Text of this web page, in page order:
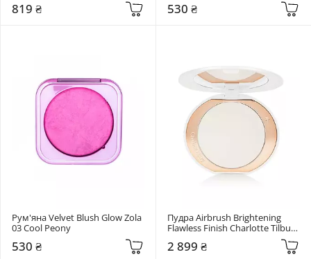
819 ₴ 530 ₴
Рум'яна Velvet Blush Glow Zola
03 Cool Peony
530 ₴
Пудра Airbrush Brightening
Flawless Finish Charlotte Tilbury
2 899 ₴